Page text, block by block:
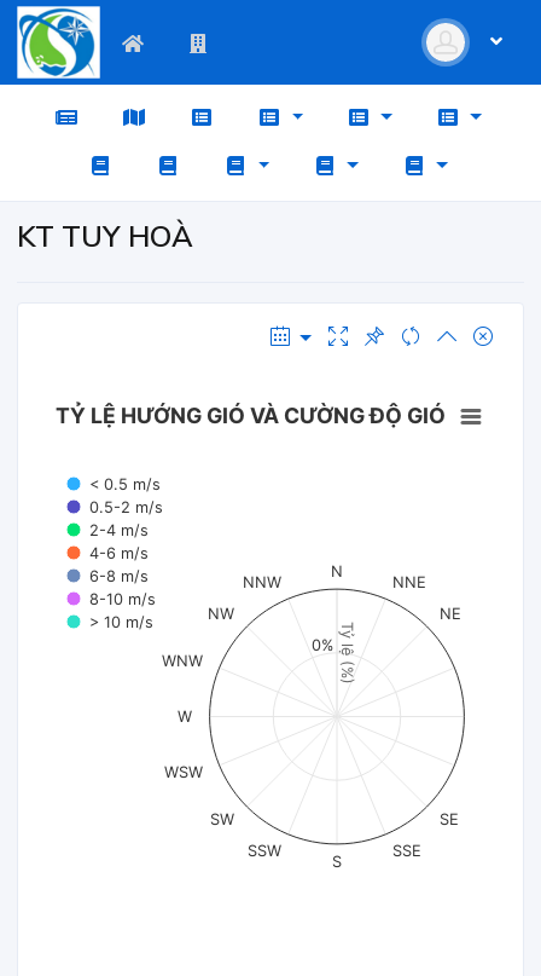
KT TUY HOÀ
Tỷ lệ (%)
TỶ LỆ HƯỚNG GIÓ VÀ CƯỜNG ĐỘ GIÓ
< 0.5 m/s
0.5-2 m/s
2-4 m/s
4-6 m/s
6-8 m/s
8-10 m/s
> 10 m/s
N
NNE
NE
SE
SSE
S
SSW
SW
WSW
W
WNW
NW
NNW
0%